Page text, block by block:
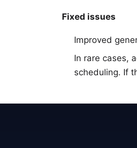
Fixed issues
Improved
In rare cases,
scheduling. If